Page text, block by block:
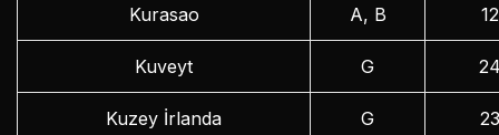
Kurasao A, B
Kuveyt G
Kuzey İrlanda G